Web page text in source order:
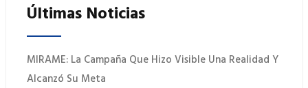
Últimas Noticias
MIRAME: La Campaña Que Hizo Visible Una Realidad Y
Alcanzó Su Meta